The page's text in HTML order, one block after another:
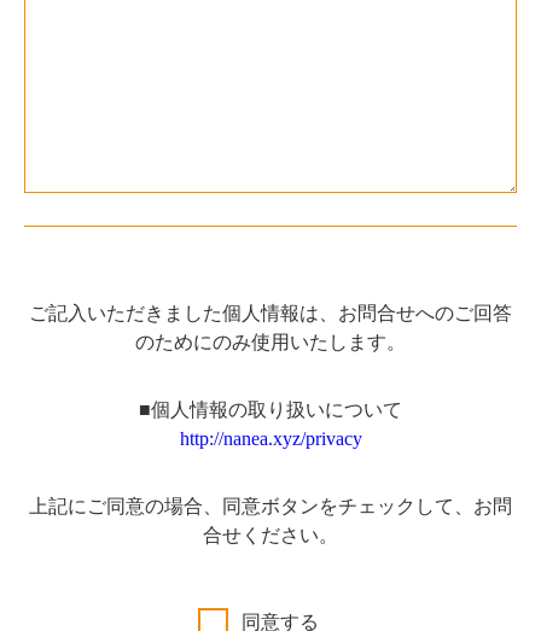
ご記入いただきました個人情報は、お問合せへのご回答
のためにのみ使用いたします。
■個人情報の取り扱いについて
http://nanea.xyz/privacy
上記にご同意の場合、同意ボタンをチェックして、お問
合せください。
同意する